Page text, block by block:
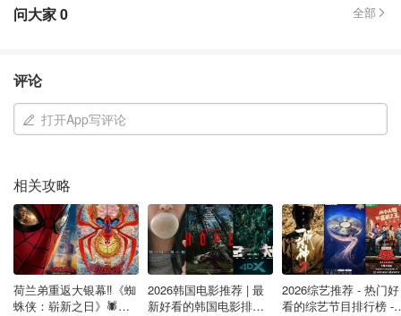
肤质状况&诉求：秋冬混干，夏季混油。保湿是基础，可以
平滑干纹细纹，如果紧致肌肤并且可以提升面部轮廓我会感
选择La Prairie的理由：全球十大经典面霜之一，口碑爆
表，怎么都要试试，用过之后发现这头衔不是白来的。
问大家0 全部
评论
打开App写评论
相关攻略
荷兰弟重返大银幕‼️《蜘
蛛侠：崭新之日》🕷️北
2026韩国电影推荐 | 最
新好看的韩国电影排行
2026综艺推荐 - 热门好
看的综艺节目排行榜 -